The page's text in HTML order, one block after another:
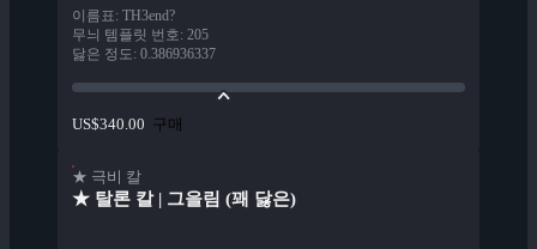
이름표: TH3end?
무늬 템플릿 번호: 205
닳은 정도: 0.386936337
US$340.00 구매
★ 극비 칼
★ 탈론 칼 | 그을림 (꽤 닳은)